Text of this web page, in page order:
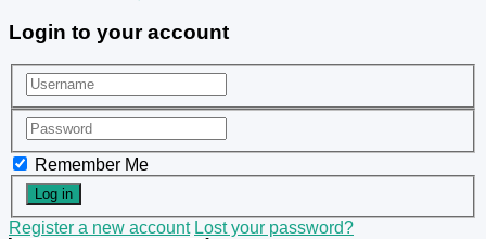
Login to your account
Remember Me
Register a new account Lost your password?